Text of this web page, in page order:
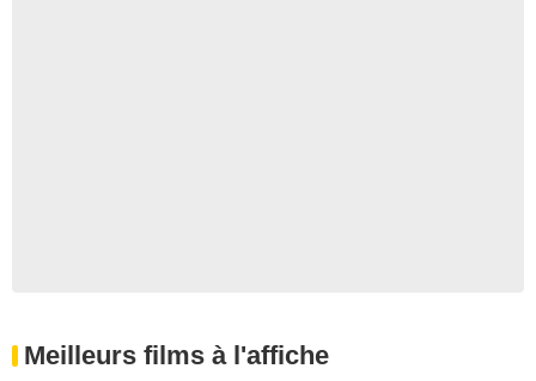
Meilleurs films à l'affiche